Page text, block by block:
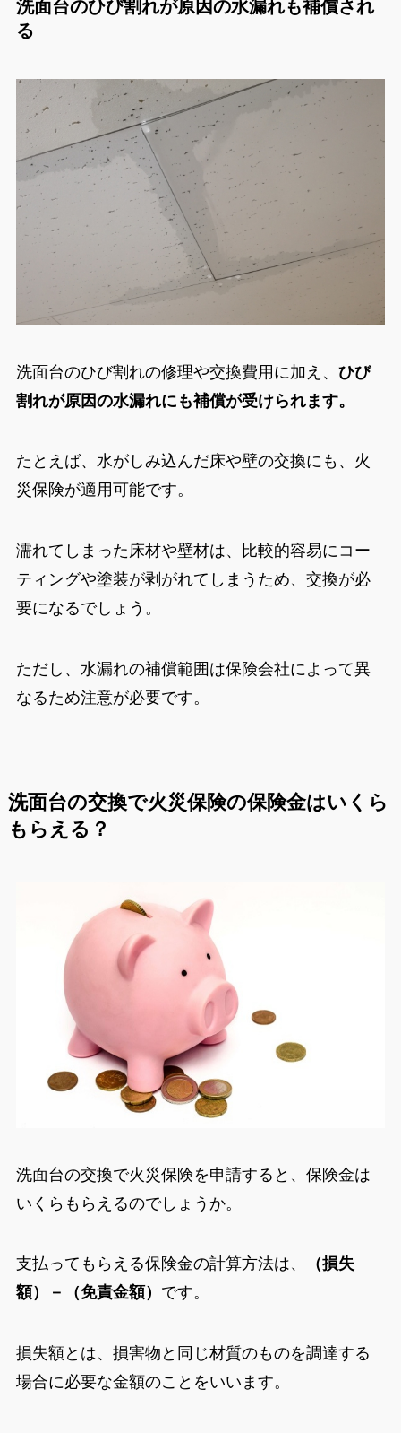
洗面台のひび割れが原因の水漏れも補償され
る
洗面台のひび割れの修理や交換費用に加え、 ひび
割れが原因の水漏れにも補償が受けられます。
たとえば、水がしみ込んだ床や壁の交換にも、火
災保険が適用可能です。
濡れてしまった床材や壁材は、比較的容易にコー
ティングや塗装が剥がれてしまうため、交換が必
要になるでしょう。
ただし、水漏れの補償範囲は保険会社によって異
なるため注意が必要です。
洗面台の交換で火災保険の保険金はいくら
もらえる？
洗面台の交換で火災保険を申請すると、保険金は
いくらもらえるのでしょうか。
支払ってもらえる保険金の計算方法は、
（損失
額）－（免責金額） です。
損失額とは、損害物と同じ材質のものを調達する
場合に必要な金額のことをいいます。